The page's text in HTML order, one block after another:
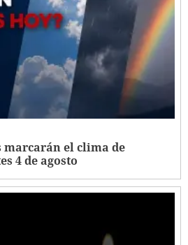
el clima de
4 de agosto